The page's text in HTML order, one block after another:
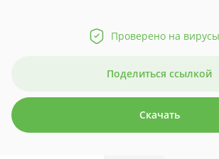
Проверено на вирусы
Поделиться ссылкой
Скачать